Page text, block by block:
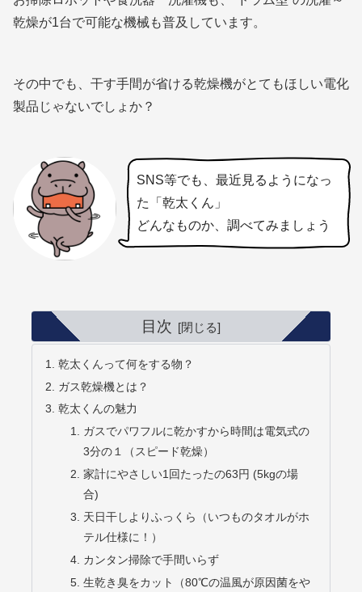
乾燥が1台で可能な機械も普及しています。
その中でも、干す手間が省ける乾燥機がとてもほしい電化
製品じゃないでしょか？
SNS等でも、最近見るようになっ
た「乾太くん」
どんなものか、調べてみましょう
目次
乾太くんって何をする物？
ガス乾燥機とは？
乾太くんの魅力
ガスでパワフルに乾かすから時間は電気式の
3分の１（スピード乾燥）
家計にやさしい1回たったの63円 (5kgの場
合)
天日干しよりふっくら（いつものタオルがホ
テル仕様に！）
カンタン掃除で手間いらず
生乾き臭をカット（80℃の温風が原因菌をや